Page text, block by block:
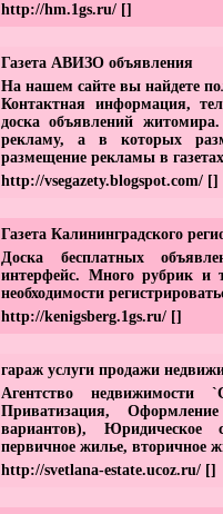
http://hm.1gs.ru/ []
Газета АВИЗО объявления
На нашем сайте вы найдете
Контактная информация,
доска объявлений
рекламу, а в которых
размещение рекламы в
http://vsegazety.blogspot.com/ []
Газета Калининградского
Доска бесплатных
интерфейс. Много рубрик и
необходимости
http://kenigsberg.1gs.ru/ []
гараж услуги продажи
Агентство недвижимости
Приватизация,
вариантов), Юридическое
первичное жилье, вторичное
http://svetlana-estate.ucoz.ru/ []